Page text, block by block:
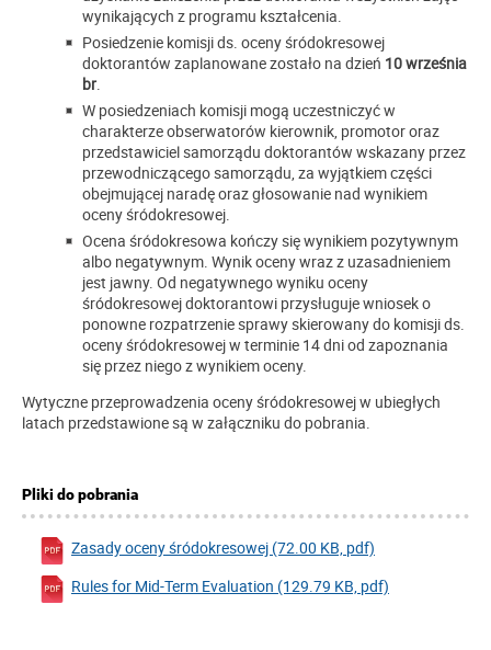
wynikających z programu kształcenia.
Posiedzenie komisji ds. oceny śródokresowej
doktorantów zaplanowane zostało na dzień 10 września
br.
W posiedzeniach komisji mogą uczestniczyć w
charakterze obserwatorów kierownik, promotor oraz
przedstawiciel samorządu doktorantów wskazany przez
przewodniczącego samorządu, za wyjątkiem części
obejmującej naradę oraz głosowanie nad wynikiem
oceny śródokresowej.
Ocena śródokresowa kończy się wynikiem pozytywnym
albo negatywnym. Wynik oceny wraz z uzasadnieniem
jest jawny. Od negatywnego wyniku oceny
śródokresowej doktorantowi przysługuje wniosek o
ponowne rozpatrzenie sprawy skierowany do komisji ds.
oceny śródokresowej w terminie 14 dni od zapoznania
się przez niego z wynikiem oceny.
Wytyczne przeprowadzenia oceny śródokresowej w ubiegłych
latach przedstawione są w załączniku do pobrania.
Pliki do pobrania
Zasady oceny śródokresowej (72.00 KB, pdf)
Rules for Mid-Term Evaluation (129.79 KB, pdf)